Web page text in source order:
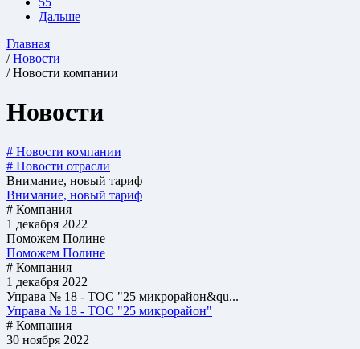
Дальше
Главная
/Новости
/ Новости компании
Новости
# Новости компании
# Новости отрасли
Внимание, новый тариф
Внимание, новый тариф
# Компания
1 декабря 2022
Поможем Полине
Поможем Полине
# Компания
1 декабря 2022
Управа № 18 - ТОС "25 микрорайон&qu...
Управа № 18 - ТОС "25 микрорайон"
# Компания
30 ноября 2022